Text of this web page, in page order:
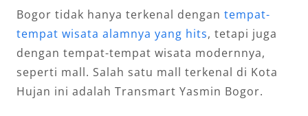
Bogor tidak hanya terkenal dengan tempat-
tempat wisata alamnya yang hits, tetapi juga
dengan tempat-tempat wisata modernnya,
seperti mall. Salah satu mall terkenal di Kota
Hujan ini adalah Transmart Yasmin Bogor.